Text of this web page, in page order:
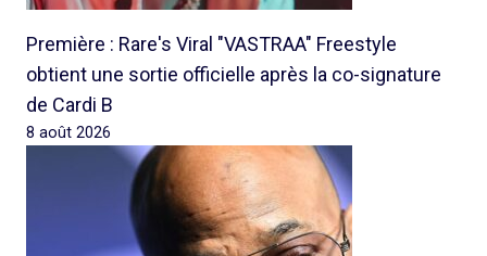
Première : Rare's Viral "VASTRAA" Freestyle
obtient une sortie officielle après la co-signature
de Cardi B
8 août 2026